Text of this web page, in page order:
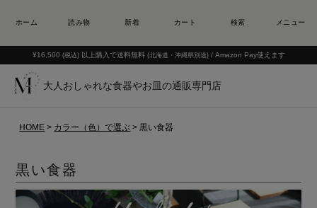
¥16,500 (税込) 以上購入で送料無料 (北海道・沖縄県別途) / Amazon Pay使えます
大人おしゃれな食器やお皿の通販専門店
HOME カラー（色）で選ぶ 黒い食器
黒い食器